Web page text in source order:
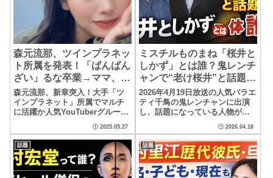
森元流那、ツインプラネッ
ト所属を発表！「ばんばん
ざい」るな卒業→ママ、新
たな挑戦へ【徹底解説】
森元流那、新章突入！大手「ツ
インプラネット」所属でマルチ
に活躍か人気YouTuberグループ
「ばんばんざい」の元メンバー
である森元流那さん（23）が、
2025年...
2025.05.27
ミスチルものまね「桜井と
しかず」とは誰？鬼レンチ
ャンで“老け桜井”と話題
に！家族、息子など解説
2026年4月19日放送の人気バラエ
ティ千鳥の鬼レンチャンに出演
し、話題になっている人物がい
ます。それが、ミスチルのボー
カル桜井和寿のものまねで知ら
れる桜井とし...
2026.04.18
話題 話題